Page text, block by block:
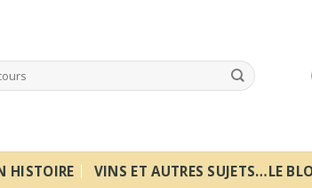
HISTOIRE VINS ET AUTRES SUJETS…LE